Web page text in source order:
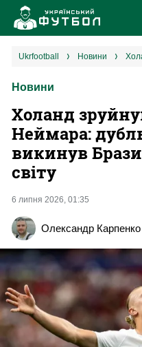
ukrfootball новини
Новини
Холанд
Неймара:
викинув
світу
6 липня 2026, 01:35
Олександр Карпенко